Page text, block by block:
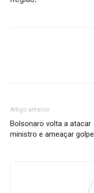
Artigo anterior
Bolsonaro volta a atacar
ministro e ameaçar golpe